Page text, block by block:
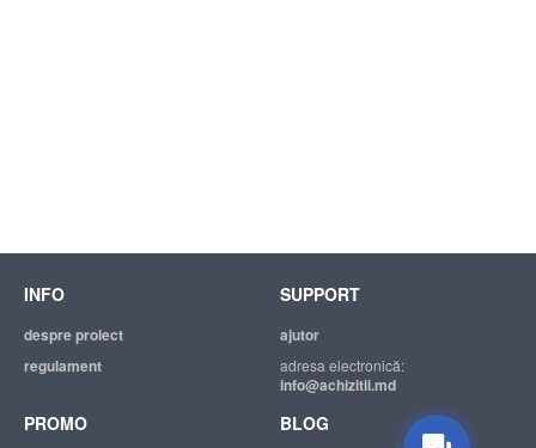
Suport tehnic
Suntem mereu bucuroși să Vă
INFO
despre proiect
regulament
SUPPORT
ajutor
adresa electronică:
info@achizitii.md
PROMO BLOG